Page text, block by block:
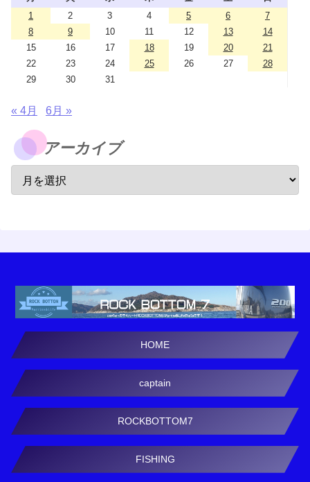
1
2 3 4 5 6
7
8
9 10 11 12 13
14
15
16 17 18 19 20
21
22
23 24 25 26 27
28
29
30 31
« 4月 6月 »
アーカイブ
HOME
captain
ROCKBOTTOM7
FISHING